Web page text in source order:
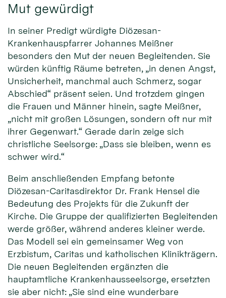
Mut gewürdigt
In seiner Predigt würdigte Diözesan-
Krankenhauspfarrer Johannes Meißner
besonders den Mut der neuen Begleitenden. Sie
würden künftig Räume betreten, „in denen Angst,
Unsicherheit, manchmal auch Schmerz, sogar
Abschied“ präsent seien. Und trotzdem gingen
die Frauen und Männer hinein, sagte Meißner,
„nicht mit großen Lösungen, sondern oft nur mit
ihrer Gegenwart.“ Gerade darin zeige sich
christliche Seelsorge: „Dass sie bleiben, wenn es
schwer wird.“
Beim anschließenden Empfang betonte
Diözesan-Caritasdirektor Dr. Frank Hensel die
Bedeutung des Projekts für die Zukunft der
Kirche. Die Gruppe der qualifizierten Begleitenden
werde größer, während anderes kleiner werde.
Das Modell sei ein gemeinsamer Weg von
Erzbistum, Caritas und katholischen Klinikträgern.
Die neuen Begleitenden ergänzten die
hauptamtliche Krankenhausseelsorge, ersetzten
sie aber nicht: „Sie sind eine wunderbare